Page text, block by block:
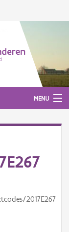
MENU
2017E267